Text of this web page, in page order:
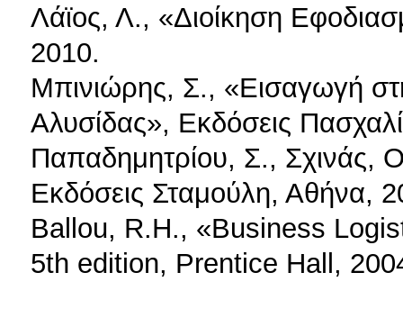
Λάϊος, Λ., «Διοίκηση
2010.
Μπινιώρης, Σ., «Εισαγωγή
Αλυσίδας», Εκδόσεις
Παπαδημητρίου, Σ., Σχινάς,
Εκδόσεις Σταμούλη, Αθήνα,
Ballou, R.H., «Business
5th edition, Prentice Hall,